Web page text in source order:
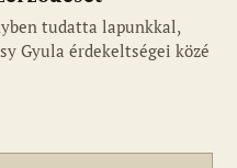
tudatta lapunkkal,
Gyula érdekeltségei közé